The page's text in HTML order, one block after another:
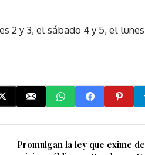
2 y 3, el sábado 4 y 5, el
Promulgan la ley que exime